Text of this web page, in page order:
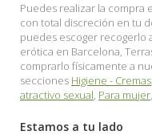
Puedes realizar la compra
con total discreción en tu
puedes escoger recogerlo
erótica en Barcelona,
comprarlo físicamente a
secciones Higiene - Cremas
atractivo sexual, Para mujer,
Estamos a tu lado